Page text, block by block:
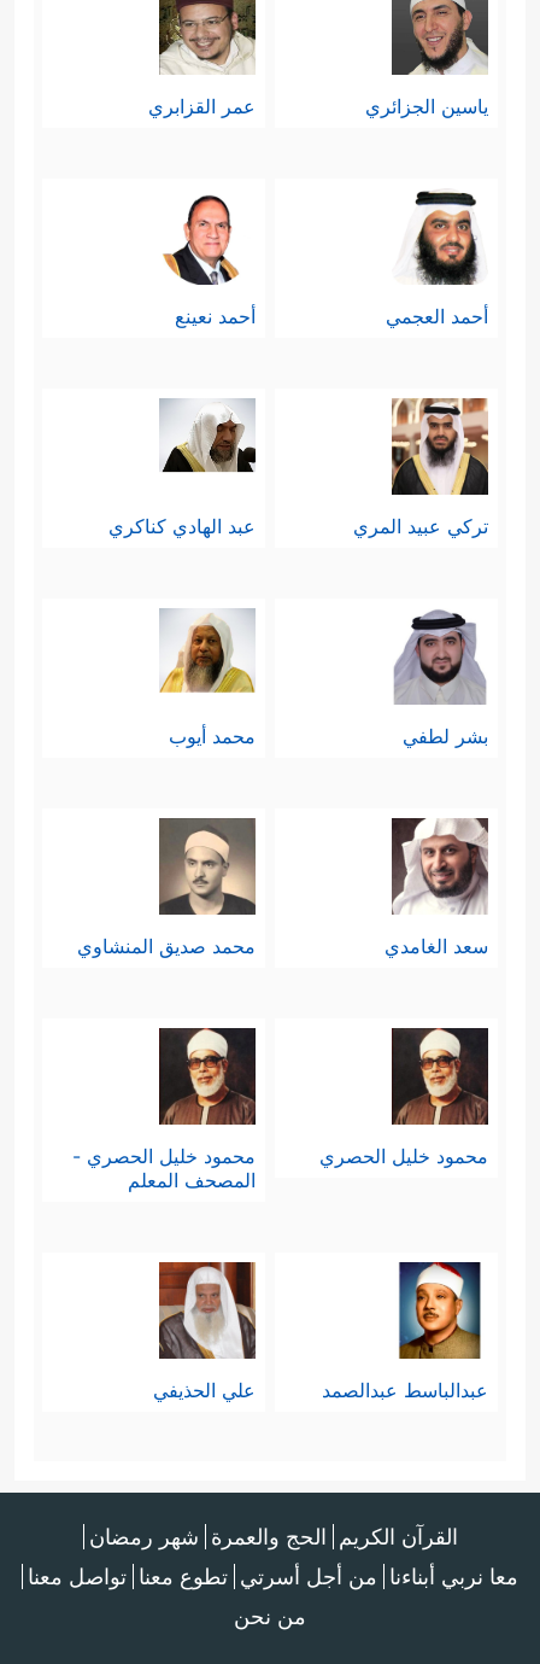
ياسين الجزائري عمر القزابري
أحمد العجمي أحمد نعينع
تركي عبيد المري عبد الهادي كناكري
بشر لطفي محمد أيوب
سعد الغامدي محمد صديق المنشاوي
محمود خليل الحصري
محمود خليل الحصري -
المصحف المعلم
عبدالباسط عبدالصمد علي الحذيفي
القرآن الكريم الحج والعمرة شهر رمضان
معا نربي أبناءنا من أجل أسرتي تطوع معنا تواصل معنا
من نحن